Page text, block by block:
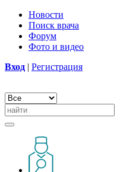
Новости
Поиск врача
Форум
Фото и видео
Вход | Регистрация